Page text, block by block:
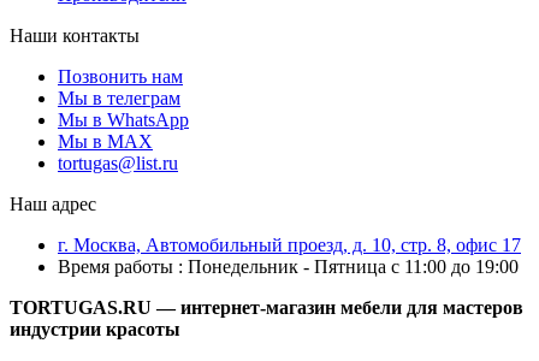
Наши контакты
Позвонить нам
Мы в телеграм
Мы в WhatsApp
Мы в MAX
tortugas@list.ru
Наш адрес
г. Москва, Автомобильный проезд, д. 10, стр. 8, офис 17
Время работы : Понедельник - Пятница с 11:00 до 19:00
TORTUGAS.RU — интернет-магазин мебели для мастеров
индустрии красоты